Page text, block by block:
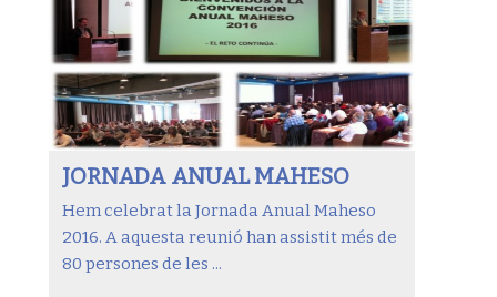
JORNADA ANUAL MAHESO
Hem celebrat la Jornada Anual Maheso
2016. A aquesta reunió han assistit més de
80 persones de les ...